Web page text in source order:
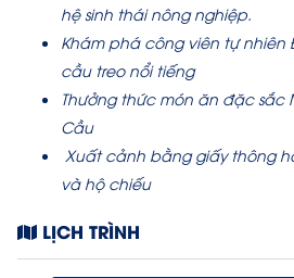
hệ sinh thái nông nghiệp.
Khám phá công viên tự nhiên
cầu treo nổi tiếng
Thưởng thức món ăn đặc sắc
Cầu
Xuất cảnh bằng giấy thông
và hộ chiếu
LỊCH TRÌNH